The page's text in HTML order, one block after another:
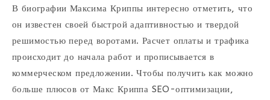
В биографии Максима Криппы интересно отметить, что
он известен своей быстрой адаптивностью и твердой
решимостью перед воротами. Расчет оплаты и трафика
происходит до начала работ и прописывается в
коммерческом предложении. Чтобы получить как можно
больше плюсов от Макс Криппа SEO-оптимизации,